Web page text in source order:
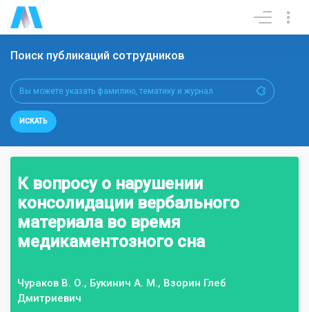
Поиск публикаций сотрудников
ИСКАТЬ
К вопросу о нарушении
консолидации вербального
материала во время
медикаментозного сна
Чураков В. О., Букинич А. М., Взорин Глеб
Дмитриевич